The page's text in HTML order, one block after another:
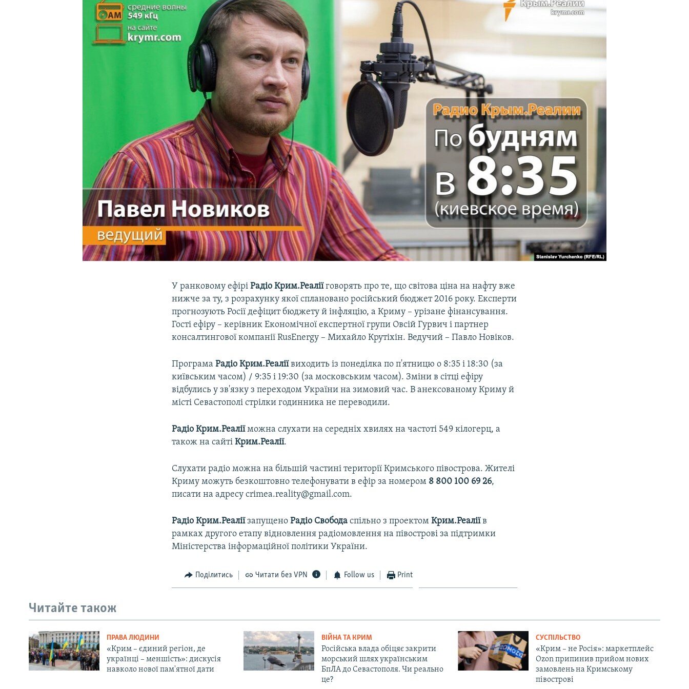
УКРАЇНСЬКА ПРОБЛЕМА КРИМУ
У ранковому ефіріРадіо Крим.Реаліїговорять про те, що світова ціна на нафту вже
нижче за ту, з розрахунку якої сплановано російський бюджет 2016 року. Експерти
прогнозують Росії дефіцит бюджету й інфляцію, а Криму – урізане фінансування.
Гості ефіру – керівник Економічної експертної групи Овсій Гурвич і партнер
консалтингової компанії RusEnergy – Михайло Крутіхін. Ведучий – Павло Новіков.
ПрограмаРадіо Крим.Реаліївиходить із понеділка по п'ятницю о 8:35 і 18:30 (за
київським часом) / 9:35 і 19:30 (за московським часом). Зміни в сітці ефіру
відбулись у зв'язку з переходом України на зимовий час. В анексованому Криму й
місті Севастополі стрілки годинника не переводили.
Радіо Крим.Реаліїможна слухати на середніх хвилях на частоті 549 кілогерц, а
також на сайтіКрим.Реалії.
Слухати радіо можна на більшій частині території Кримського півострова. Жителі
Криму можуть безкоштовно телефонувати в ефір за номером 8 800 100 69 26,
писати на адресу crimea.reality@gmail.com.
Радіо Крим.РеаліїзапущеноРадіо Свобода спільно з проектомКрим.Реаліїв
рамках другого етапу відновлення радіомовлення на півострові за підтримки
Міністерства інформаційної політики України.
Поділитись Читати без VPN Follow us Print
Читайте також
ПРАВА ЛЮДИНИ
«Крим – єдиний регіон, де
українці – меншість»: дискусія
навколо нової пам'ятної дати
ВІЙНА ТА КРИМ
Російська влада обіцяє закрити
морський шлях українським
БпЛА до Севастополя. Чи реально
це?
СУСПІЛЬСТВО
«Крим – не Росія»: маркетплейс
Ozon припинив прийом нових
замовлень на Кримському
півострові